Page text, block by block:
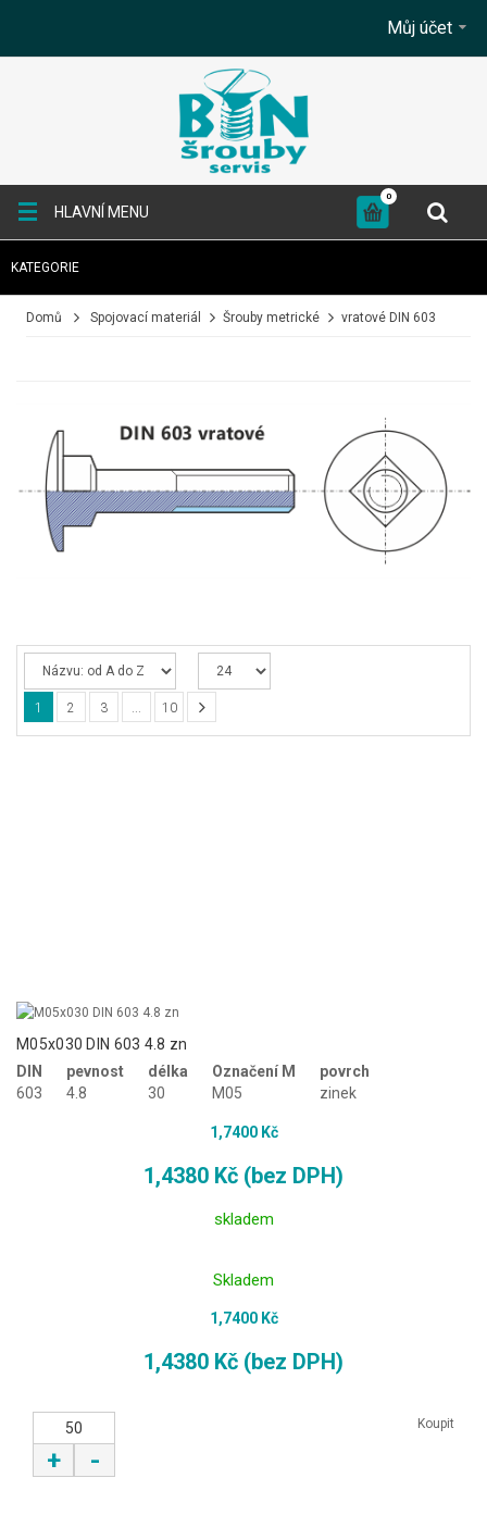
Můj účet
HLAVNÍ MENU
0
KATEGORIE
SPOJOVACÍ MATERIÁL
BRUSNÉ A ŘEZNÉ KOTOUČE
+
NÁŘADÍ A PŘÍSLUŠENSTVÍ
PLOTOVÉ PRVKY
Domů Spojovací materiál Šrouby metrické vratové DIN 603
1 2 3 ... 10
M05x030 DIN 603 4.8 zn
DIN
603
pevnost
4.8
délka
30
Označení M
M05
povrch
zinek
1,7400 Kč
1,4380 Kč (bez DPH)
skladem
Skladem
1,7400 Kč
1,4380 Kč (bez DPH)
+ -
Koupit